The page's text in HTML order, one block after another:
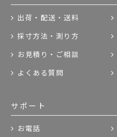
出荷・配送・送料
採寸方法・測り方
お見積り・ご相談
よくある質問
サポート
お電話